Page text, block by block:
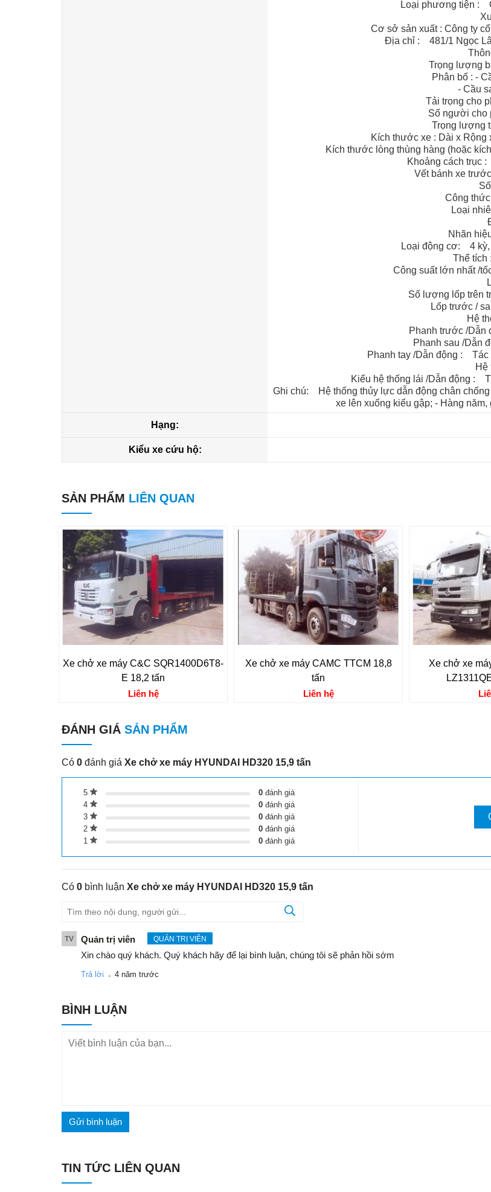
Loại phương tiện :
Cơ sở sản xuất : Công ty
Địa chỉ : 481/1 Ngọc
Trọng lượng
Phân bố : -
- Cầu
Tải trọng cho
Số người
Trọng lượng
Kích thước xe : Dài x
Kích thước lòng thùng hàng (hoặc
Khoảng cách trục
Vết bánh xe
Công
Loại
Nhãn
Loại động cơ: 4 kỳ,
Thể
Công suất lớn nhất /
Số lượng lốp trên
Lốp trước /
Hệ
Phanh trước /Dẫn
Phanh sau /Dẫn
Phanh tay /Dẫn động : Tác
Kiểu hệ thống lái /Dẫn động :
Ghi chú: Hệ thống thủy lực dẫn động chân
xe lên xuống kiểu gập; - Hàng
Hạng:
Kiểu xe cứu hộ:
SẢN PHẨM LIÊN QUAN
Xe chở xe máy C&C SQR1400D6T8-
E 18,2 tấn
Liên hệ
Xe chở xe máy CAMC TTCM 18,8
tấn
Liên hệ
Xe chở xe
ĐÁNH GIÁ SẢN PHẨM
Có 0 đánh giá Xe chở xe máy HYUNDAI HD320 15,9 tấn
5 0 đánh giá
4
0 đánh giá
3
0 đánh giá
2
0 đánh giá
1
0 đánh giá
Có 0 bình luận Xe chở xe máy HYUNDAI HD320 15,9 tấn
TV Quản trị viên QUẢN TRỊ VIÊN
Xin chào quý khách. Quý khách hãy để lại bình luận, chúng tôi sẽ phản hồi sớm
Trả lời . 4 năm trước
BÌNH LUẬN
Gửi bình luận
TIN TỨC LIÊN QUAN